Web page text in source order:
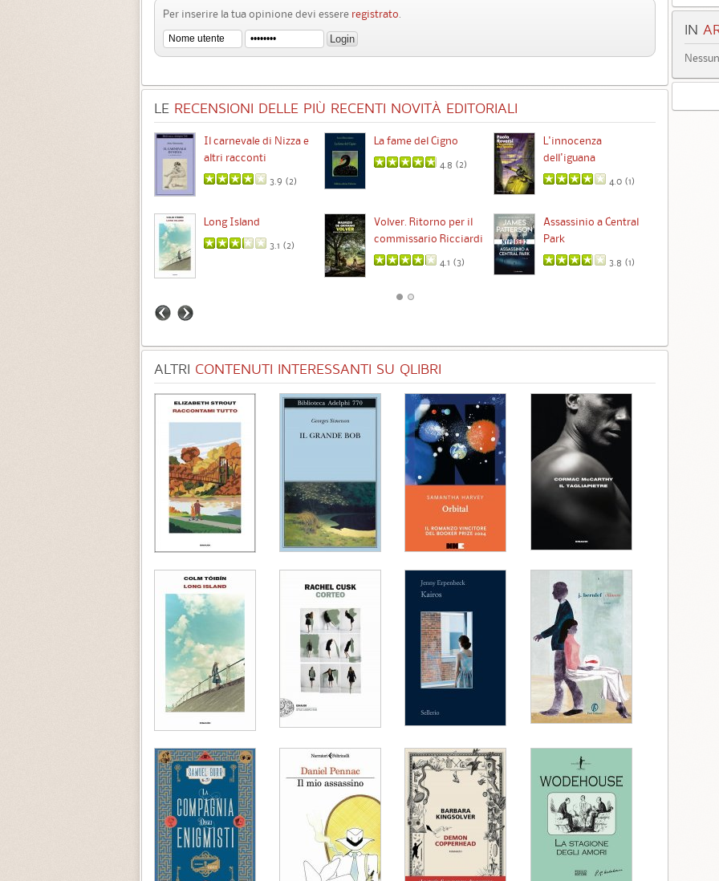
Per inserire la tua opinione devi essere registrato
LE RECENSIONI DELLE PIÙ RECENTI NOVITÀ EDITORIALI
Il carnevale di Nizza e
altri racconti
3.9 (2)
La fame del Cigno
4.8 (2)
L'innocenza
dell'iguana
4.0 (1)
Long Island
3.1 (2)
Volver. Ritorno per il
commissario Ricciardi
4.1 (3)
Assassinio a Central
Park
3.8 (1)
ALTRI CONTENUTI INTERESSANTI SU QLIBRI
IN